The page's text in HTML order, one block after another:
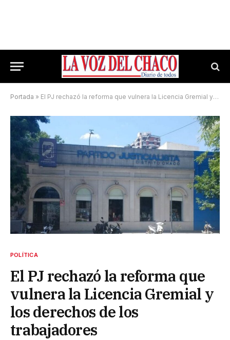
Portada » El PJ rechazó la reforma que vulnera la Licencia Gremial y los derechos de los trabajadores
POLÍTICA
El PJ rechazó la reforma que
vulnera la Licencia Gremial y
los derechos de los
trabajadores